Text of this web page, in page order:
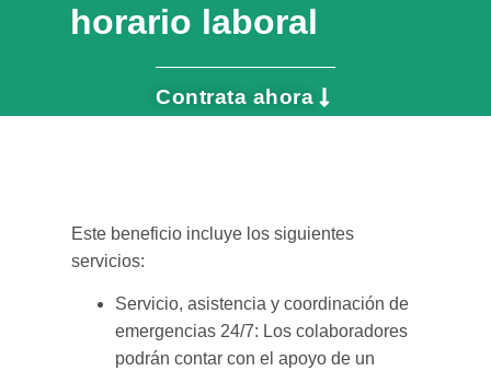
horario laboral
Contrata ahora
Este beneficio incluye los siguientes
servicios:
Servicio, asistencia y coordinación de
emergencias 24/7: Los colaboradores
podrán contar con el apoyo de un